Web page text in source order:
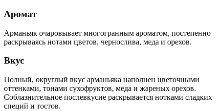
Аромат
Арманьяк очаровывает многогранным ароматом, постепенно
раскрываясь нотами цветов, чернослива, меда и орехов.
Вкус
Полный, округлый вкус арманьяка наполнен цветочными
оттенками, тонами сухофруктов, меда и жареных орехов.
Соблазнительное послевкусие раскрывается нотками сладких
специй и тостов.